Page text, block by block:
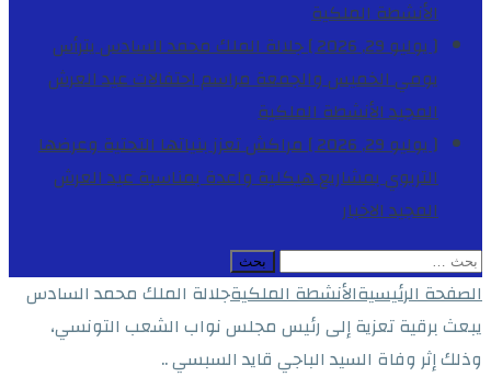
الأنشطة الملكية
[ يوليو 29, 2026 ]
جلالة الملك محمد السادس يترأس
يومي الخميس والجمعة مراسم احتفالات عيد العرش
المجيدالأنشطة الملكية
[ يوليو 29, 2026 ]
مراكش تعزز بنياتها التحتية وعرضها
التربوي بمشاريع هيكلية واعدة بمناسبة عيد العرش
المجيدالاخبار
البحث
عن:
الصفحة الرئيسيةالأنشطة الملكيةجلالة الملك محمد السادس
يبعث برقية تعزية إلى رئيس مجلس نواب الشعب التونسي،
وذلك إثر وفاة السيد الباجي قايد السبسي ..